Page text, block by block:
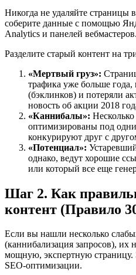
Никогда не удаляйте
соберите данные с помощью
Analytics и панелей вебмастеров.
Разделите старый контент на
«Мертвый груз»:
трафика уже больше
(бэклинков) и потеряли
новость об акции 2018
«Каннибалы»:
оптимизированы под
конкурируют друг с
«Потенциал»:
однако, ведут хорошие
или который все еще
Шаг 2. Как
контент (Правило
Если вы нашли несколько
(каннибализация запросов), их
мощную, экспертную
SEO-оптимизации.